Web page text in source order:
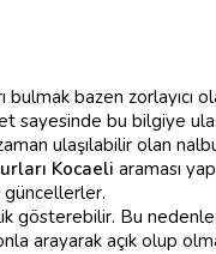
bulmak bazen
sayesinde bu bilgiye
ulaşılabilir olan
Kocaeli araması
güncellerler.
gösterebilir. Bu nedenle,
arayarak açık olup